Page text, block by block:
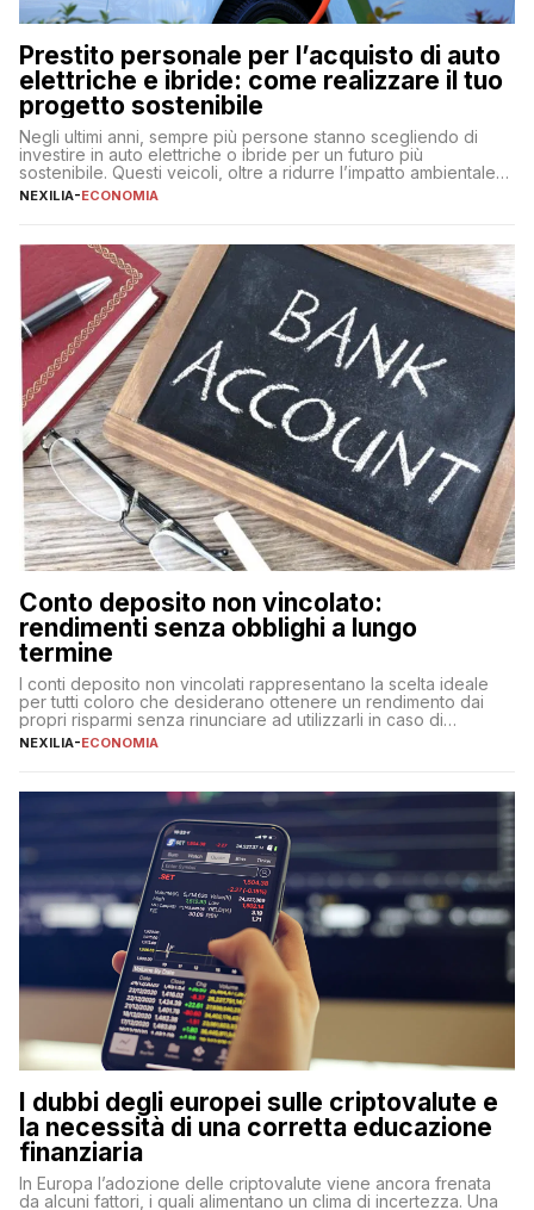
Prestito personale per l’acquisto di auto
elettriche e ibride: come realizzare il tuo
progetto sostenibile
Negli ultimi anni, sempre più persone stanno scegliendo di
investire in auto elettriche o ibride per un futuro più
sostenibile. Questi veicoli, oltre a ridurre l’impatto ambientale,
offrono vantaggi economici a lungo termine, come minori costi
fare se non […]
NEXILIA-ECONOMIA
Conto deposito non vincolato:
rendimenti senza obblighi a lungo
termine
I conti deposito non vincolati rappresentano la scelta ideale
per tutti coloro che desiderano ottenere un rendimento dai
propri risparmi senza rinunciare ad utilizzarli in caso di
necessità. A differenza delle forme vincolate tradizionali,
flessibilità e rendimento. Come funzionano […]
NEXILIA-ECONOMIA
I dubbi degli europei sulle criptovalute e
la necessità di una corretta educazione
finanziaria
In Europa l’adozione delle criptovalute viene ancora frenata
da alcuni fattori, i quali alimentano un clima di incertezza. Una